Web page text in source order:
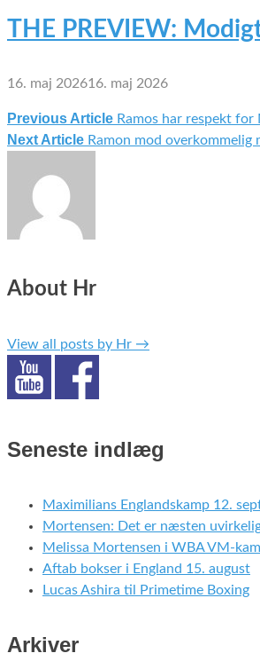
THE PREVIEW:
16. maj 202616. maj 2026
Indlægsnavigation
Previous Article Ramos har respekt for
Next Article Ramon mod overkommelig
About Hr
View all posts by Hr →
Seneste indlæg
Maximilians Englandskamp 12.
Mortensen: Det er næsten
Melissa Mortensen i WBA VM-
Aftab bokser i England 15. august
Lucas Ashira til Primetime Boxing
Arkiver